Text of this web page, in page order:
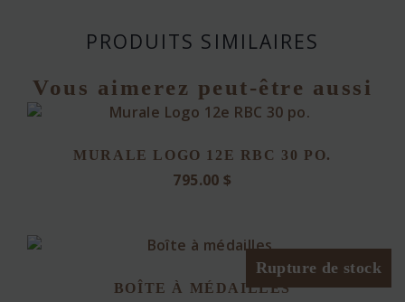
PRODUITS SIMILAIRES
Vous aimerez peut-être aussi
MURALE LOGO 12E RBC 30 PO.
795.00$
Rupture de stock
BOÎTE À MÉDAILLES